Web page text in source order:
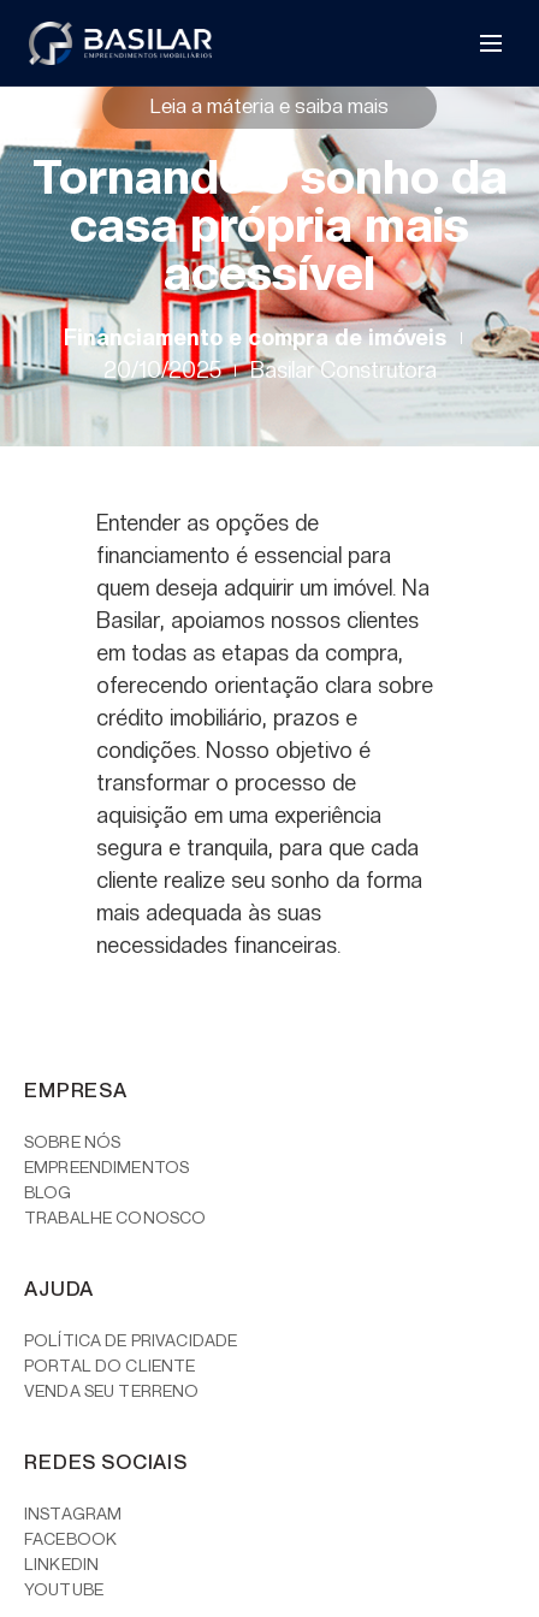
Leia a máteria e saiba mais
Tornando o sonho da
casa própria mais
acessível
Financiamento e compra de imóveis
20/10/2025
Basilar Construtora
Entender as opções de
financiamento é essencial para
quem deseja adquirir um imóvel. Na
Basilar, apoiamos nossos clientes
em todas as etapas da compra,
oferecendo orientação clara sobre
crédito imobiliário, prazos e
condições. Nosso objetivo é
transformar o processo de
aquisição em uma experiência
segura e tranquila, para que cada
cliente realize seu sonho da forma
mais adequada às suas
necessidades financeiras.
EMPRESA
SOBRE NÓS
EMPREENDIMENTOS
BLOG
TRABALHE CONOSCO
AJUDA
POLÍTICA DE PRIVACIDADE
PORTAL DO CLIENTE
VENDA SEU TERRENO
REDES SOCIAIS
INSTAGRAM
FACEBOOK
LINKEDIN
YOUTUBE